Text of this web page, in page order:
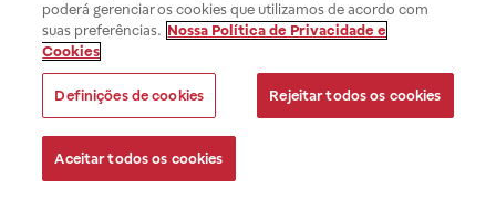
poderá gerenciar os cookies que utilizamos de acordo com
suas preferências. Nossa Política de Privacidade e
Cookies
Definições de cookies Rejeitar todos os cookies
Aceitar todos os cookies